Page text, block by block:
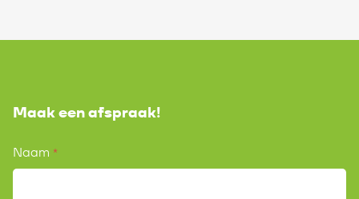
Maak een afspraak!
Naam *